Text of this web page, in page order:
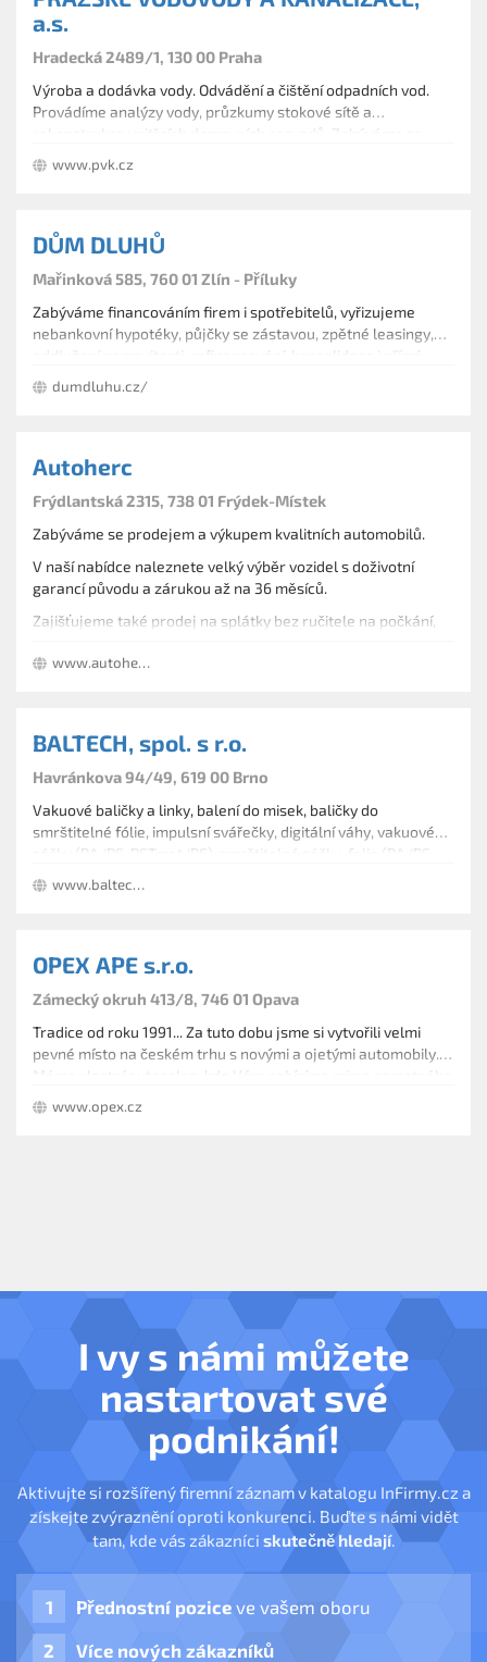
a.s.
Hradecká 2489/1, 130 00 Praha
Výroba a dodávka vody. Odvádění a čištění odpadních vod.
Provádíme analýzy vody, průzkumy stokové sítě a
rekonstrukce vnitřních domovních rozvodů. Zabýváme se
projektovou dokumentací, měřením na vodovodní síti,
opravami vodoměrů, pronájmem hydrantů, deratizací a
www.pvk.cz
DŮM DLUHŮ
Mařinková 585, 760 01 Zlín - Příluky
Zabýváme financováním firem i spotřebitelů, vyřizujeme
nebankovní hypotéky, půjčky se zástavou, zpětné leasingy,
oddlužení nemovitosti, refinancování, konsolidace i přímé
výkupy. Zakládáme si na solidním produktovém základě i
jednání. Za 12 let jsme zvládli zlepšit celou řadu obchodních
dumdluhu.cz/
Autoherc
Frýdlantská 2315, 738 01 Frýdek-Místek
Zabýváme se prodejem a výkupem kvalitních automobilů.
V naší nabídce naleznete velký výběr vozidel s doživotní
garancí původu a zárukou až na 36 měsíců.
Zajišťujeme také prodej na splátky bez ručitele na počkání,
Kromě prodeje nabízíme záruční i pozáruční servis na vozy
www.autoherc.cz
BALTECH, spol. s r.o.
Havránkova 94/49, 619 00 Brno
Vakuové baličky a linky, balení do misek, baličky do
smrštitelné fólie, impulsní svářečky, digitální váhy, vakuové
sáčky (PA/PE, PETmet/PE), smrštitelné sáčky, folie (PA/PE,
APET/PE, PET/PP), misky, etikety. Plus servis a náhradní díly.
Máme i bazar včetně výkupu. Působíme po celé republice.
www.baltech.cz
OPEX APE s.r.o.
Zámecký okruh 413/8, 746 01 Opava
Tradice od roku 1991... Za tuto dobu jsme si vytvořili velmi
pevné místo na českém trhu s novými a ojetými automobily.
prodeje také další služby jako financování vozidel, pojištění
nebo možnost dokoupení prodloužené záruky. Disponujeme
www.opex.cz
I vy s námi můžete
nastartovat své
podnikání!
Aktivujte si rozšířený firemní záznam v katalogu InFirmy.cz a
získejte zvýraznění oproti konkurenci. Buďte s námi vidět
tam, kde vás zákazníci skutečně hledají.
Přednostní pozice ve vašem oboru
Více nových zákazníků